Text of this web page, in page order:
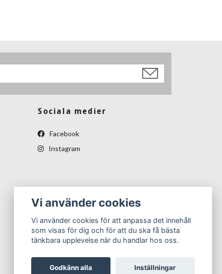
Sociala medier
Facebook
Instagram
Vi använder cookies
Vi använder cookies för att anpassa det innehåll
som visas för dig och för att du ska få bästa
tänkbara upplevelse när du handlar hos oss.
Godkänn alla Inställningar